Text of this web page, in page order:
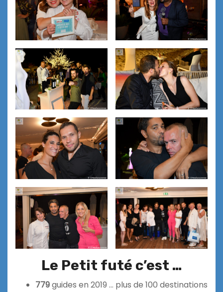
Le Petit futé c’est …
779guides en 2019 … plus de 100 destinations